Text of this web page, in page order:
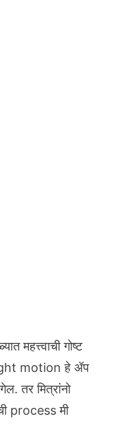
महत्त्वाची गोष्ट
motion हे ॲप
तर मित्रांनो
process मी